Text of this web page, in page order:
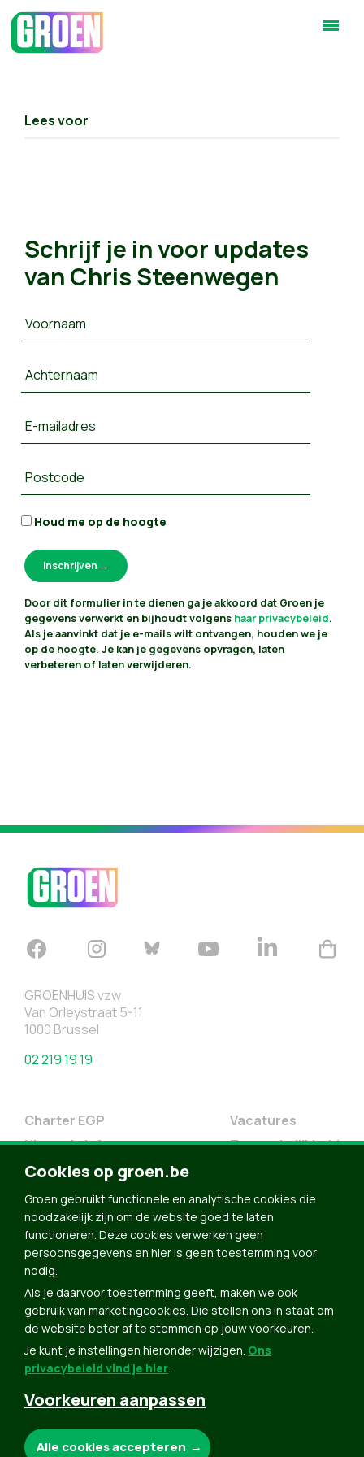
Lees voor
Schrijf je in voor updates
van Chris Steenwegen
Voornaam
Achternaam
E-mailadres
Postcode
Houd me op de hoogte
Door dit formulier in te dienen ga je akkoord dat Groen je
gegevens verwerkt en bijhoudt volgens haar privacybeleid.
Als je aanvinkt dat je e-mails wilt ontvangen, houden we je
op de hoogte. Je kan je gegevens opvragen, laten
verbeteren of laten verwijderen.
GROENHUIS vzw
Van Orleystraat 5-11
1000 Brussel
02 219 19 19
Charter EGP
Nieuwsbrief
Doe Mee
Contact
Groen in je buurt
Meldpunt
Vacatures
Toegankelijkheid
Word lid
Agenda
Bekijk kalender
Verleng je lidmaatschap
Programma oktober 2024
Programma juni 2024
Downloads
Webshop
Cookies op groen.be
Groen gebruikt functionele en analytische cookies die
noodzakelijk zijn om de website goed te laten
functioneren. Deze cookies verwerken geen
persoonsgegevens en hier is geen toestemming voor
nodig.
Als je daarvoor toestemming geeft, maken we ook
gebruik van marketingcookies. Die stellen ons in staat om
de website beter af te stemmen op jouw voorkeuren.
Je kunt je instellingen hieronder wijzigen. Ons
privacybeleid vind je hier.
Voorkeuren aanpassen
Alle cookies accepteren